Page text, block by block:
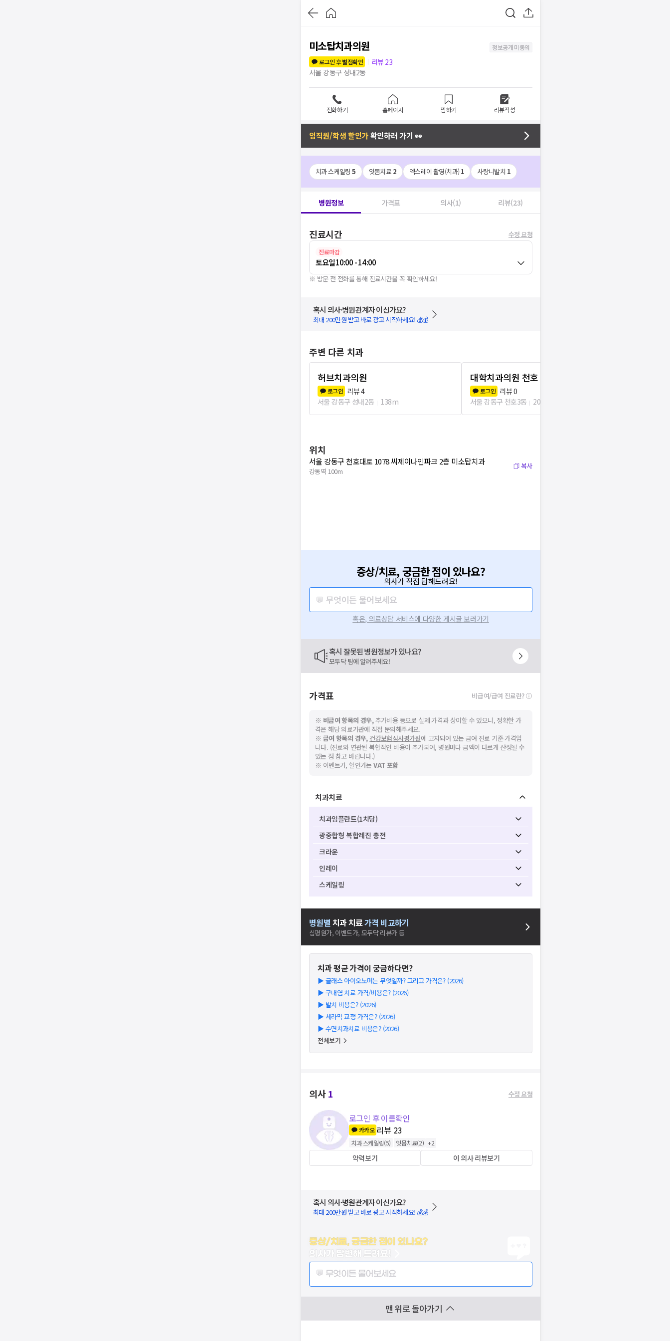
미소탑치과의원
정보공개 미동의
로그인 후 별점확인
리뷰 23
서울 강동구 성내2동
전화하기 홈페이지 찜하기 리뷰작성
임직원/학생 할인가확인하러 가기 👀
치과 스케일링 5 잇몸치료 2 엑스레이 촬영(치과)1 사랑니발치 1
병원정보 가격표 의사(1) 리뷰(23)
진료시간 수정 요청
진료마감
토요일10:00 - 14:00
※ 방문 전 전화를 통해 진료시간을 꼭 확인하세요!
혹시 의사·병원관계자 이신가요?
최대 200만원 받고 바로 광고 시작하세요! 💰💰
주변 다른 치과
허브치과의원
로그인 리뷰4
서울 강동구 성내2동
138m
대학치과의원 천호
로그인 리뷰0
서울 강동구 천호3동
205m
위치
서울 강동구 천호대로 1078 씨제이나인파크 2층 미소탑치과
강동역 100m
복사
증상/치료, 궁금한 점이 있나요?
의사가 직접 답해드려요!
💬 무엇이든 물어보세요
혹은, 의료상담 서비스에 다양한 게시글 보러가기
혹시 잘못된 병원정보가 있나요?
모두닥 팀에 알려주세요!
가격표 비급여/급여 진료란?
※ 비급여 항목의 경우,추가비용 등으로 실제 가격과 상이할 수 있으니, 정확한 가
격은 해당 의료기관에 직접 문의해주세요.
※ 급여 항목의 경우, 건강보험심사평가원에 고지되어 있는 급여 진료 기준 가격입
니다. (진료와 연관된 복합적인 비용이 추가되어, 병원마다 금액이 다르게 산정될 수
있는 점 참고 바랍니다.)
※ 이벤트가, 할인가는VAT 포함
치과치료
치과임플란트(1치당)
광중합형 복합레진 충전
크라운
인레이
스케일링
병원별 치과치료가격 비교하기
심평원가, 이벤트가, 모두닥 리뷰가 등
치과평균 가격이 궁금하다면?
▶ 글래스 아이오노머는 무엇일까? 그리고 가격은? (2026)
▶ 구내염 치료 가격/비용은? (2026)
▶ 발치 비용은? (2026)
▶ 세라믹 교정 가격은? (2026)
▶ 수면치과치료 비용은? (2026)
전체보기
의사1 수정 요청
로그인 후 이름확인
카카오 리뷰 23
치과 스케일링(5) 잇몸치료(2) +2
약력보기 이 의사 리뷰보기
혹시 의사·병원관계자 이신가요?
최대 200만원 받고 바로 광고 시작하세요! 💰💰
증상/치료, 궁금한 점이 있나요?
의사가 답변해 드려요!
💬 무엇이든 물어보세요
맨 위로 돌아가기